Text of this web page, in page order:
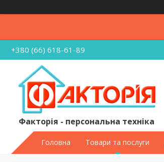
+380 (66) 618-61-89
Факторія - персональна техніка
Головна Товари та послуги